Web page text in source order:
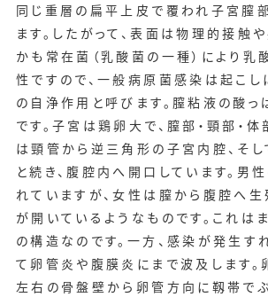
同じ重層の扁平上皮で覆われ子宮膣
ます。したがって、表面は物理的接触
かも常在菌（乳酸菌の一種）により乳
性ですので、一般病原菌感染は起こし
の自浄作用と呼びます。膣粘液の酸っ
です。子宮は鶏卵大で、膣部・頸部・
は頸管から逆三角形の子宮内腔、そ
と続き、腹腔内へ開口しています。男
れていますが、女性は膣から腹腔へ
が開いているようなものです。これは
の構造なのです。一方、感染が発生す
て卵管炎や腹膜炎にまで波及します。
左右の骨盤壁から卵管方向に靱帯で